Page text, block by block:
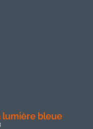
lumière bleue